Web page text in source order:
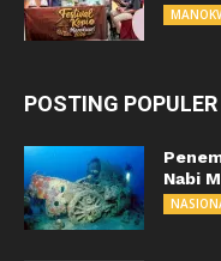
POSTING POPULER
Nabi